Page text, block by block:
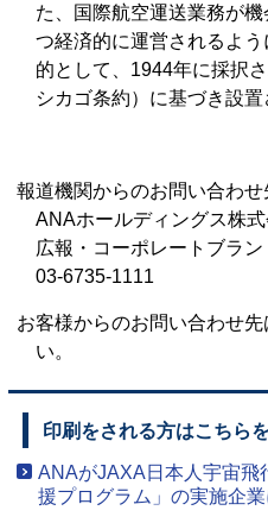
た、国際航空運送業務が
つ経済的に運営されるよ
的として、1944年に採択
シカゴ条約）に基づき設
報道機関からのお問い合わせ
ANAホールディングス株
広報・コーポレートブラン
03-6735-1111
お客様からのお問い合わせ先
い。
印刷をされる方はこちら
ANAがJAXA日本人宇宙飛
援プログラム」の実施企